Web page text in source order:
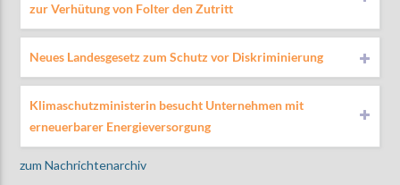
zur Verhütung von Folter den Zutritt
Neues Landesgesetz zum Schutz vor Diskriminierung
Klimaschutzministerin besucht Unternehmen mit
erneuerbarer Energieversorgung
zum Nachrichtenarchiv